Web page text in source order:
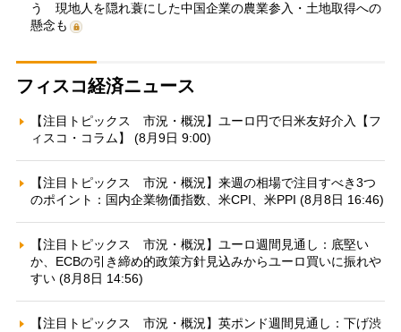
う 現地人を隠れ蓑にした中国企業の農業参入・土地取得への
懸念も
フィスコ経済ニュース
【注目トピックス 市況・概況】ユーロ円で日米友好介入【フ
ィスコ・コラム】 (8月9日 9:00)
【注目トピックス 市況・概況】来週の相場で注目すべき3つ
のポイント：国内企業物価指数、米CPI、米PPI (8月8日 16:46)
【注目トピックス 市況・概況】ユーロ週間見通し：底堅い
か、ECBの引き締め的政策方針見込みからユーロ買いに振れや
すい (8月8日 14:56)
【注目トピックス 市況・概況】英ポンド週間見通し：下げ渋